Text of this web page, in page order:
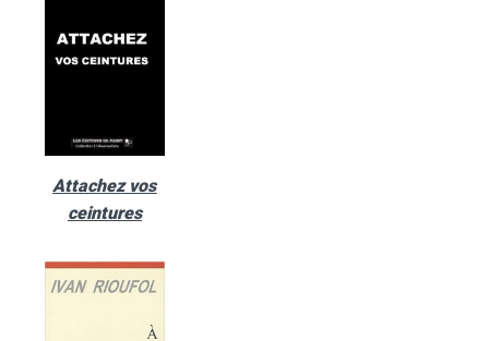
Attachez vos
ceintures